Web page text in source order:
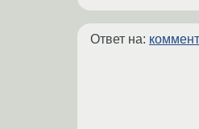
Ответ на: